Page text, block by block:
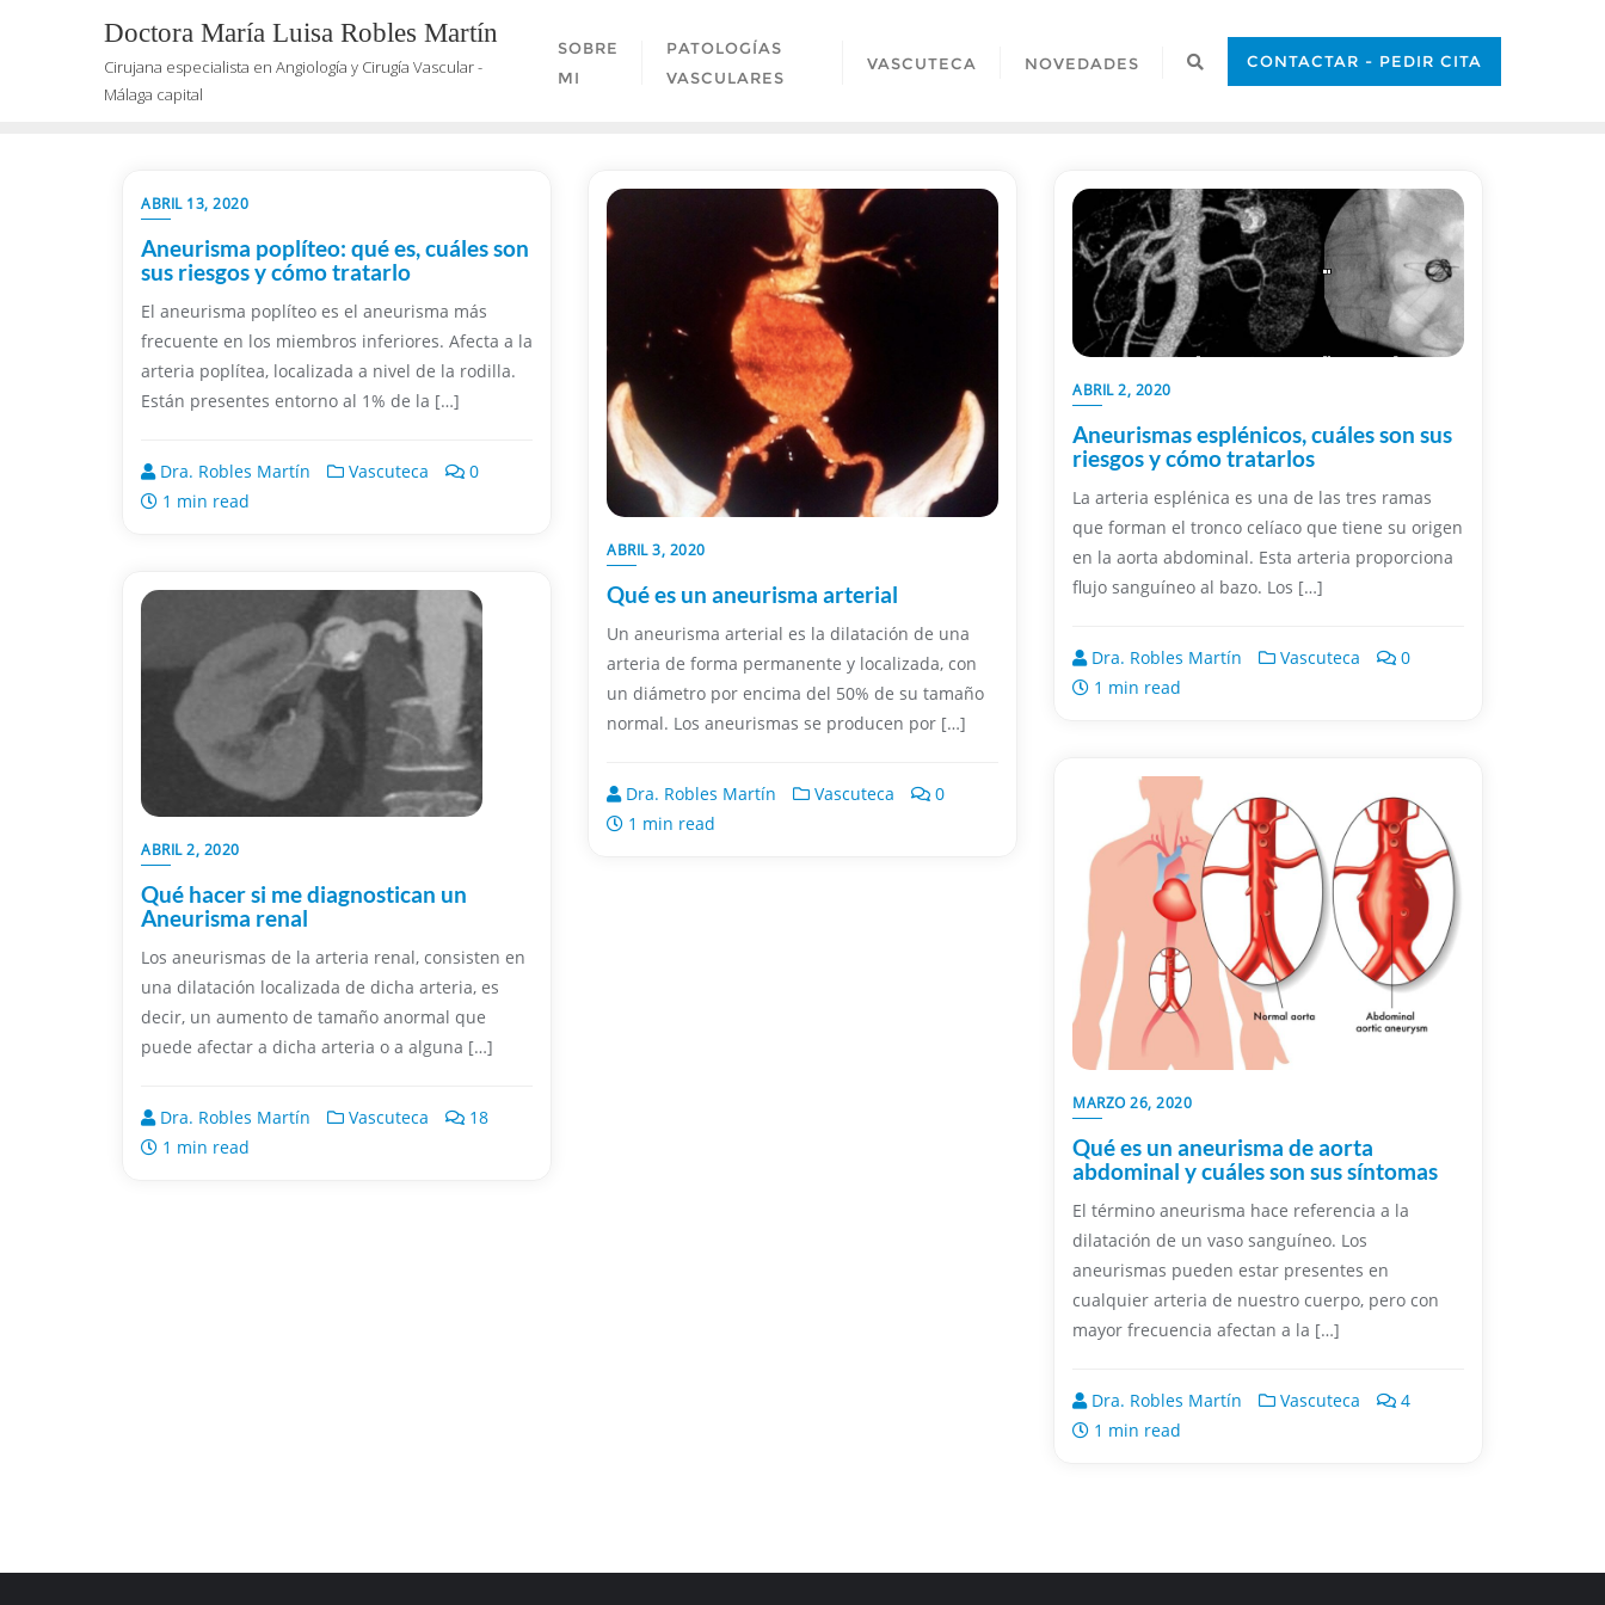
Doctora María Luisa Robles Martín
Cirujana especialista en Angiología y Cirugía Vascular -
Málaga capital
SOBRE
MI
PATOLOGÍAS
VASCULARES
VASCUTECA NOVEDADES CONTACTAR - PEDIR CITA
ABRIL 13, 2020
Aneurisma poplíteo: qué es, cuáles son
sus riesgos y cómo tratarlo
El aneurisma poplíteo es el aneurisma más
frecuente en los miembros inferiores. Afecta a la
arteria poplítea, localizada a nivel de la rodilla.
Están presentes entorno al 1% de la […]
Dra. Robles Martín Vascuteca
0
1 min read
ABRIL 3, 2020
Qué es un aneurisma arterial
Un aneurisma arterial es la dilatación de una
arteria de forma permanente y localizada, con
un diámetro por encima del 50% de su tamaño
normal. Los aneurismas se producen por […]
Dra. Robles Martín Vascuteca
0
1 min read
ABRIL 2, 2020
Aneurismas esplénicos, cuáles son sus
riesgos y cómo tratarlos
La arteria esplénica es una de las tres ramas
que forman el tronco celíaco que tiene su origen
en la aorta abdominal. Esta arteria proporciona
flujo sanguíneo al bazo. Los […]
Dra. Robles Martín Vascuteca
0
1 min read
ABRIL 2, 2020
Qué hacer si me diagnostican un
Aneurisma renal
Los aneurismas de la arteria renal, consisten en
una dilatación localizada de dicha arteria, es
decir, un aumento de tamaño anormal que
puede afectar a dicha arteria o a alguna […]
Dra. Robles Martín Vascuteca
18
1 min read
MARZO 26, 2020
Qué es un aneurisma de aorta
abdominal y cuáles son sus síntomas
El término aneurisma hace referencia a la
dilatación de un vaso sanguíneo. Los
aneurismas pueden estar presentes en
cualquier arteria de nuestro cuerpo, pero con
mayor frecuencia afectan a la […]
Dra. Robles Martín Vascuteca
4
1 min read